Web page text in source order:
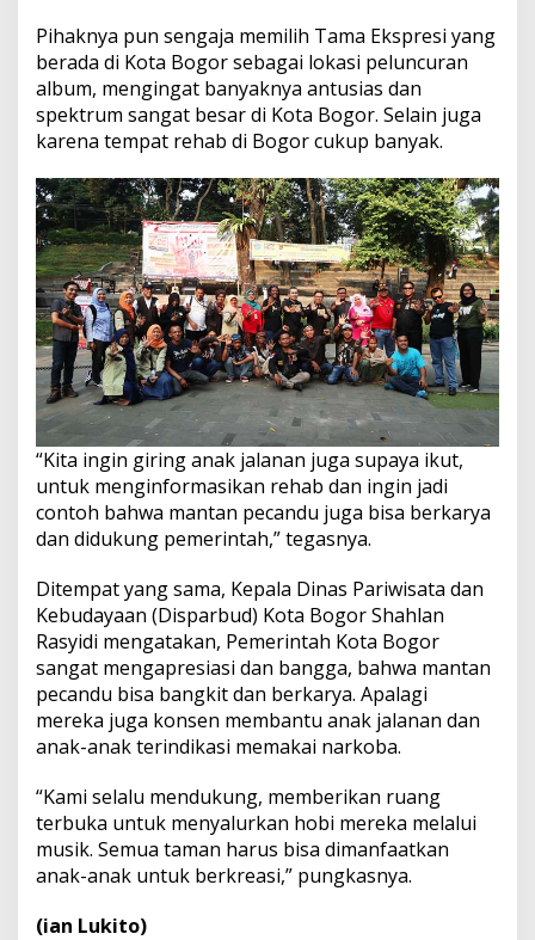
Pihaknya pun sengaja memilih Tama Ekspresi yang
berada di Kota Bogor sebagai lokasi peluncuran
album, mengingat banyaknya antusias dan
spektrum sangat besar di Kota Bogor. Selain juga
karena tempat rehab di Bogor cukup banyak.
“Kita ingin giring anak jalanan juga supaya ikut,
untuk menginformasikan rehab dan ingin jadi
contoh bahwa mantan pecandu juga bisa berkarya
dan didukung pemerintah,” tegasnya.
Ditempat yang sama, Kepala Dinas Pariwisata dan
Kebudayaan (Disparbud) Kota Bogor Shahlan
Rasyidi mengatakan, Pemerintah Kota Bogor
sangat mengapresiasi dan bangga, bahwa mantan
pecandu bisa bangkit dan berkarya. Apalagi
mereka juga konsen membantu anak jalanan dan
anak-anak terindikasi memakai narkoba.
“Kami selalu mendukung, memberikan ruang
terbuka untuk menyalurkan hobi mereka melalui
musik. Semua taman harus bisa dimanfaatkan
anak-anak untuk berkreasi,” pungkasnya.
(ian Lukito)